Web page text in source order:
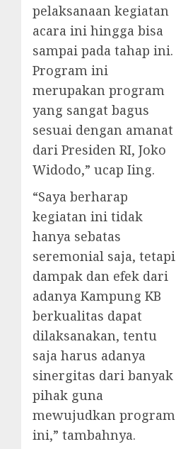
pelaksanaan kegiatan
acara ini hingga bisa
sampai pada tahap ini.
Program ini
merupakan program
yang sangat bagus
sesuai dengan amanat
dari Presiden RI, Joko
Widodo,” ucap Iing.
“Saya berharap
kegiatan ini tidak
hanya sebatas
seremonial saja, tetapi
dampak dan efek dari
adanya Kampung KB
berkualitas dapat
dilaksanakan, tentu
saja harus adanya
sinergitas dari banyak
pihak guna
mewujudkan program
ini,” tambahnya.